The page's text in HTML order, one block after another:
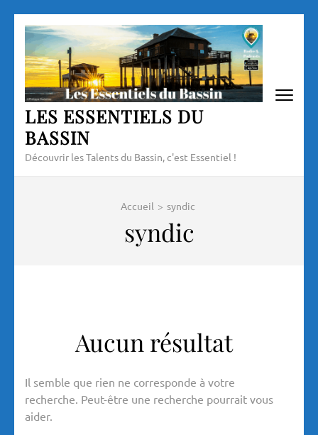
Aller
contenu
(Pressez
Entrée)
LES ESSENTIELS DU
BASSIN
Découvrir les Talents du Bassin, c'est Essentiel !
Accueil > syndic
syndic
Aucun résultat
Il semble que rien ne corresponde à votre
recherche. Peut-être une recherche pourrait vous
aider.